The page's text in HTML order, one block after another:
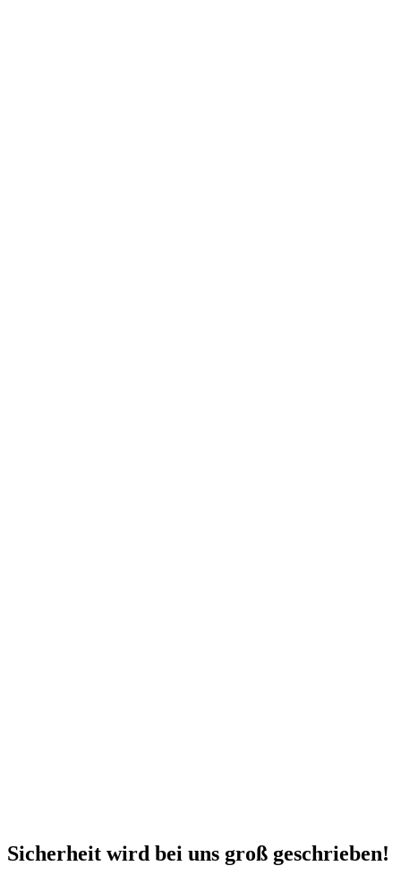
Sicherheit wird bei uns groß geschrieben!